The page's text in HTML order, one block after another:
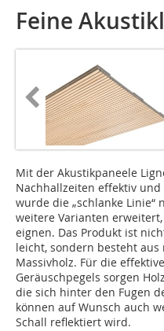
Feine
Mit der Akustikpaneele
Nachhallzeiten effektiv
wurde die „schlanke
weitere Varianten
eignen. Das Produkt ist
leicht, sondern besteht
Massivholz. Für die
Geräuschpegels sorgen
die sich hinter den Fugen
können auf Wunsch auch
Schall reflektiert wird.